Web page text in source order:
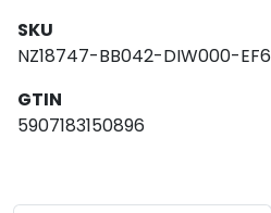
SKU
NZ18747-BB042-DIW000-EF6
GTIN
5907183150896